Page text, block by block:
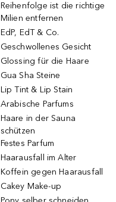
Reihenfolge ist die richtige
Milien entfernen
EdP, EdT & Co.
Geschwollenes Gesicht
Glossing für die Haare
Gua Sha Steine
Lip Tint & Lip Stain
Arabische Parfums
Haare in der Sauna
schützen
Festes Parfum
Haarausfall im Alter
Koffein gegen Haarausfall
Cakey Make-up